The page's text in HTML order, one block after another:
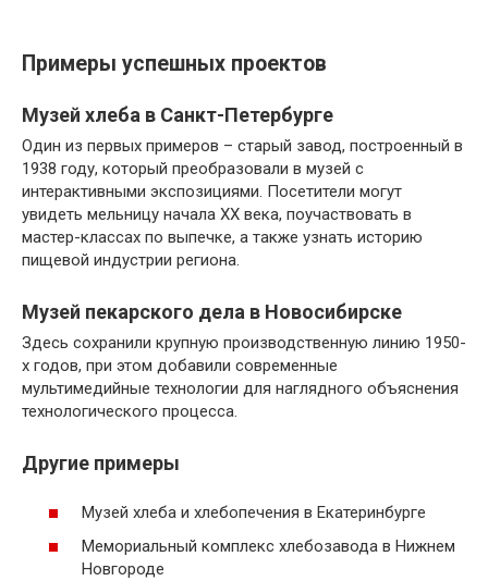
Примеры успешных проектов
Музей хлеба в Санкт-Петербурге
Один из первых примеров – старый завод, построенный в
1938 году, который преобразовали в музей с
интерактивными экспозициями. Посетители могут
увидеть мельницу начала ХХ века, поучаствовать в
мастер-классах по выпечке, а также узнать историю
пищевой индустрии региона.
Музей пекарского дела в Новосибирске
Здесь сохранили крупную производственную линию 1950-
х годов, при этом добавили современные
мультимедийные технологии для наглядного объяснения
технологического процесса.
Другие примеры
Музей хлеба и хлебопечения в Екатеринбурге
Мемориальный комплекс хлебозавода в Нижнем
Новгороде